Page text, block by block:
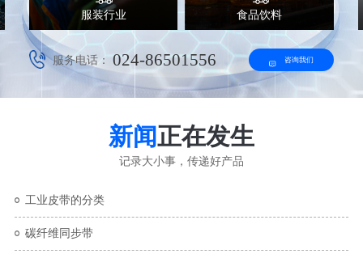
服装行业 食品饮料
服务电话： 024-86501556 咨询我们
新闻正在发生
记录大小事，传递好产品
工业皮带的分类
碳纤维同步带